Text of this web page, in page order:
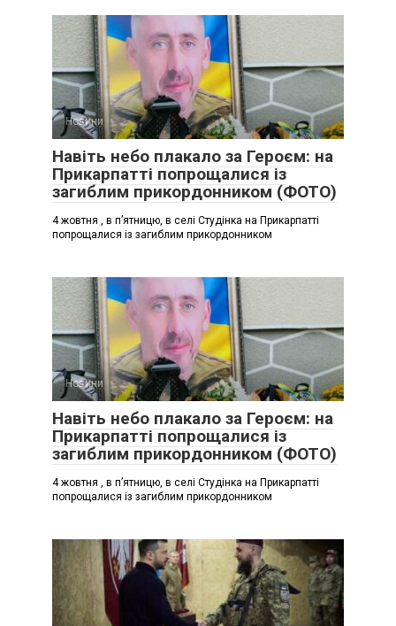
Новини
Навіть небо плакало за Героєм: на
Прикарпатті попрощалися із
загиблим прикордонником (ФОТО)
4 жовтня , в п’ятницю, в селі Студінка на Прикарпатті
попрощалися із загиблим прикордонником
Новини
Навіть небо плакало за Героєм: на
Прикарпатті попрощалися із
загиблим прикордонником (ФОТО)
4 жовтня , в п’ятницю, в селі Студінка на Прикарпатті
попрощалися із загиблим прикордонником